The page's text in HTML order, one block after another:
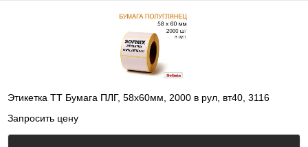
Этикетка ТТ Бумага ПЛГ, 58х60мм, 2000 в рул, вт40, 3116
Запросить цену